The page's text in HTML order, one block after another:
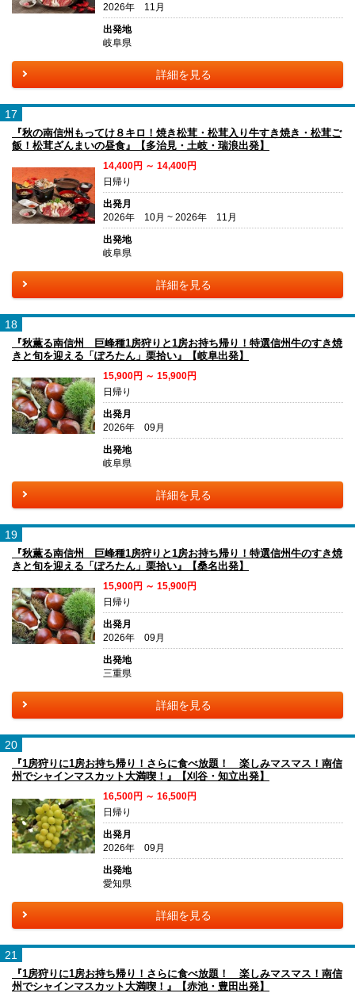
2026年 11月
出発地
岐阜県
詳細を見る
17
『秋の南信州もってけ８キロ！焼き松茸・松茸入り牛すき焼き・松茸ご
飯！松茸ざんまいの昼食』【多治見・土岐・瑞浪出発】
14,400円 ～ 14,400円
日帰り
出発月
2026年 10月 ~ 2026年 11月
出発地
岐阜県
詳細を見る
18
『秋薫る南信州 巨峰種1房狩りと1房お持ち帰り！特選信州牛のすき焼
きと旬を迎える「ぽろたん」栗拾い』【岐阜出発】
15,900円 ～ 15,900円
日帰り
出発月
2026年 09月
出発地
岐阜県
詳細を見る
19
『秋薫る南信州 巨峰種1房狩りと1房お持ち帰り！特選信州牛のすき焼
きと旬を迎える「ぽろたん」栗拾い』【桑名出発】
15,900円 ～ 15,900円
日帰り
出発月
2026年 09月
出発地
三重県
詳細を見る
20
『1房狩りに1房お持ち帰り！さらに食べ放題！ 楽しみマスマス！南信
州でシャインマスカット大満喫！』【刈谷・知立出発】
16,500円 ～ 16,500円
日帰り
出発月
2026年 09月
出発地
愛知県
詳細を見る
21
『1房狩りに1房お持ち帰り！さらに食べ放題！ 楽しみマスマス！南信
州でシャインマスカット大満喫！』【赤池・豊田出発】